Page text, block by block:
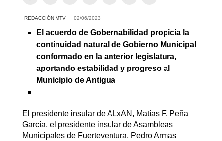
REDACCIÓN MTV 02/06/2023
El acuerdo de Gobernabilidad propicia la
continuidad natural de Gobierno Municipal
conformado en la anterior legislatura,
aportando estabilidad y progreso al
Municipio de Antigua
El presidente insular de ALxAN, Matías F. Peña
García, el presidente insular de Asambleas
Municipales de Fuerteventura, Pedro Armas